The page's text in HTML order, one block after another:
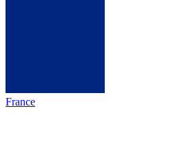
France